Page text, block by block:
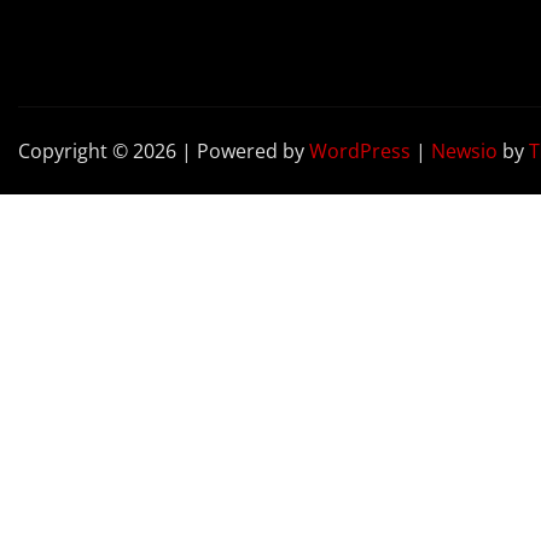
Copyright © 2026 | Powered byWordPress | Newsio by